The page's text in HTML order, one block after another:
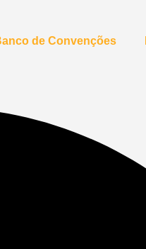
de Convenções